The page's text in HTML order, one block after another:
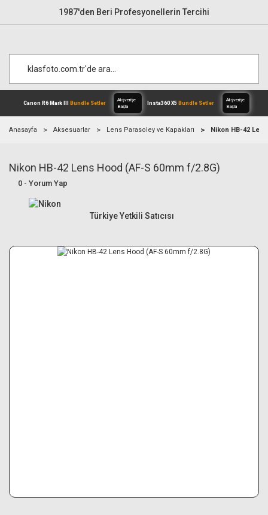
1987'den Beri Profesyonellerin Tercihi
Canon R6 Mark IIIBundle Setler
Alışverişe
Anasayfa Aksesuarlar Lens Parasoley ve Kapakları Nikon HB-42
Nikon HB-42 Lens Hood (AF-S 60mm f/2.8G)
0 - Yorum Yap
Türkiye Yetkili Satıcısı